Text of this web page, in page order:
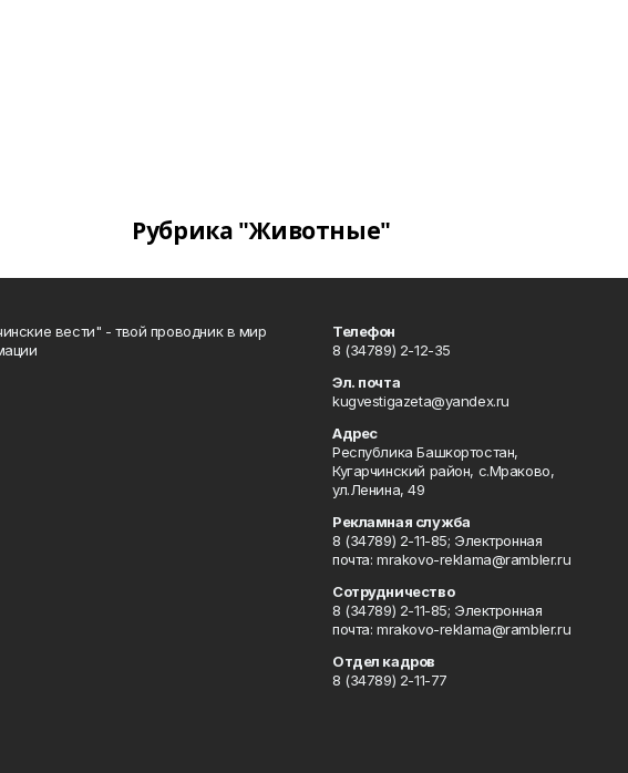
Рубрика "Животные"
вести" - твой проводник в мир
Телефон
8 (34789) 2-12-35
Эл. почта
kugvestigazeta@yandex.ru
Адрес
Республика Башкортостан,
Кугарчинский район, с.Мраково,
ул.Ленина, 49
Рекламная служба
8 (34789) 2-11-85; Электронная
почта: mrakovo-reklama@rambler.ru
Сотрудничество
8 (34789) 2-11-85; Электронная
почта: mrakovo-reklama@rambler.ru
Отдел кадров
8 (34789) 2-11-77